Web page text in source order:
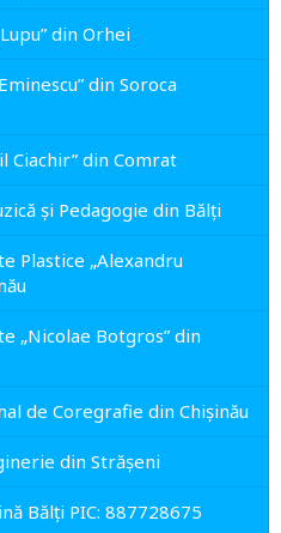
din Orhei
din Soroca
Ciachir” din Comrat
şi Pedagogie din Bălţi
Plastice „Alexandru
„Nicolae Botgros” din
de Coregrafie din Chişinău
din Strășeni
Bălţi PIC: 887728675